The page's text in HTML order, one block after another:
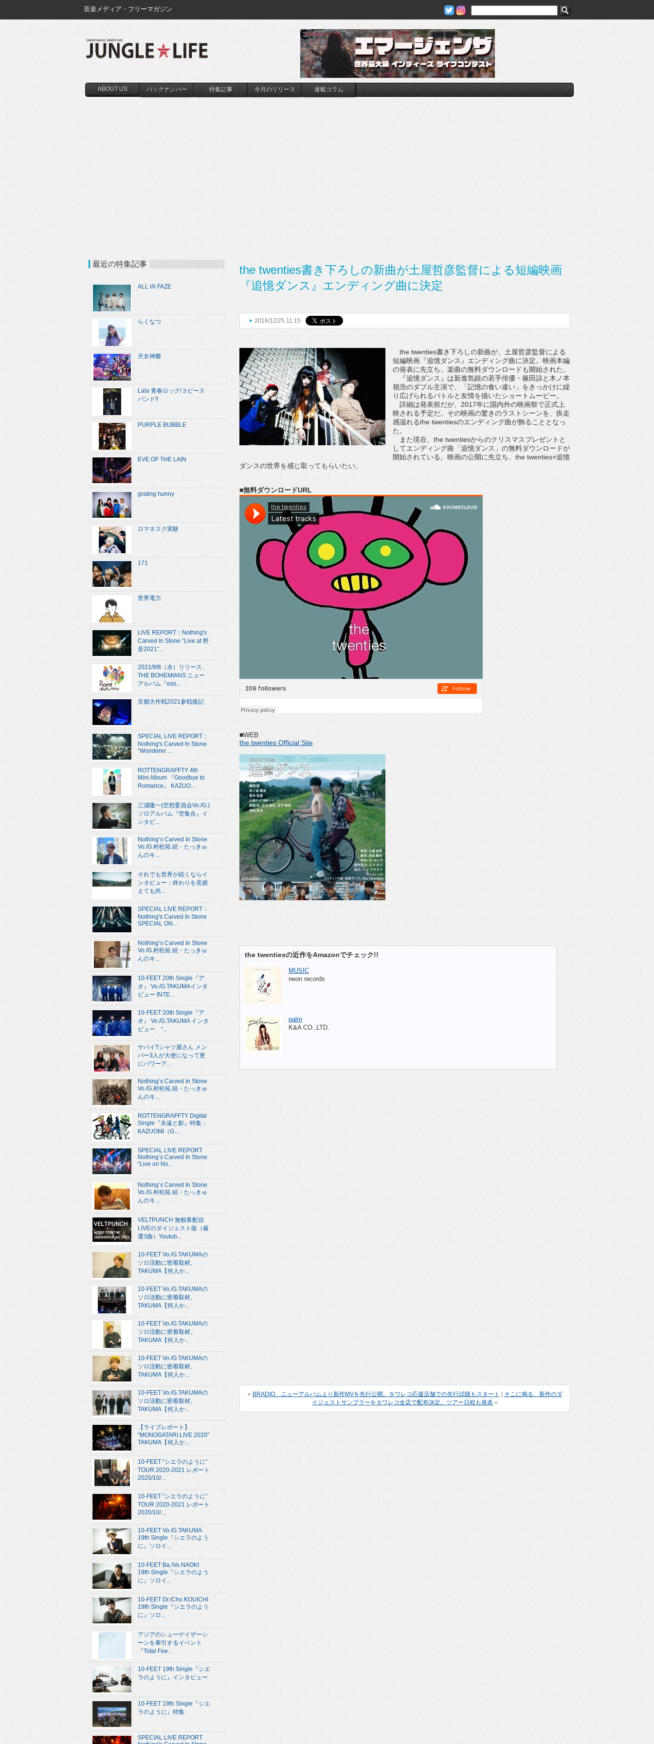
音楽メディア・フリーマガジン
ABOUT US バックナンバー 特集記事 今月のリリース 連載コラム
the twenties書き下ろしの新曲が土屋哲彦監督による短編映画
『追憶ダンス』エンディング曲に決定
2016/12/25 11:15
the twenties書き下ろしの新曲が、土屋哲彦監督による
短編映画『追憶ダンス』エンディング曲に決定。映画本編
の発表に先立ち、楽曲の無料ダウンロードも開始された。
『追憶ダンス』は新進気鋭の若手俳優・篠田諒と木ノ本
嶺浩のダブル主演で、「記憶の食い違い」をきっかけに繰
り広げられるバトルと友情を描いたショートムービー。
詳細は発表前だが、2017年に国内外の映画祭で正式上
映される予定だ。その映画の驚きのラストシーンを、疾走
感溢れるthe twentiesのエンディング曲が飾ることとなっ
た。
また現在、the twentiesからのクリスマスプレゼントと
してエンディング曲「追憶ダンス」の無料ダウンロードが
開始されている。映画の公開に先立ち、the twenties×追憶
ダンスの世界を感じ取ってもらいたい。
■無料ダウンロードURL
■WEB
the twenties Official Site
the twentiesの近作をAmazonでチェック!!
MUSIC
neon records
palm
K&A CO.,LTD.
« BRADIO、ニューアルバムより新作MVを先行公開。タワレコ応援店舗での先行試聴もスタート
そこに鳴る、新作のダ
イジェストサンプラーをタワレコ全店で配布決定。ツアー日程も発表 »
最近の特集記事
ALL iN FAZE
らくなつ
天女神樂
Lala 青春ロック!３ピース
バンド!!
PURPLE BUBBLE
EVE OF THE LAIN
grating hunny
ロマネスク実験
171
世界電力
LIVE REPORT：Nothing's
Carved In Stone “Live at 野
音2021”...
2021/9/8（水）リリース、
THE BOHEMIANS ニュー
アルバム『ess...
京都大作戦2021参戦後記
SPECIAL LIVE REPORT：
Nothing's Carved In Stone
“Wonderer ...
ROTTENGRAFFTY 4th
Mini Album 『Goodbye to
Romance』 KAZUO...
三浦隆一(空想委員会Vo./G.)
ソロアルバム『空集合』イ
ンタビ...
Nothing’s Carved In Stone
Vo./G.村松拓 続・たっきゅ
んのキ...
それでも世界が続くならイ
ンタビュー：終わりを見据
えても尚...
SPECIAL LIVE REPORT：
Nothing's Carved In Stone
SPECIAL ON...
Nothing’s Carved In Stone
Vo./G.村松拓 続・たっきゅ
んのキ...
10-FEET 20th Single『ア
オ』 Vo./G.TAKUMAインタ
ビュー INTE...
10-FEET 20th Single『ア
オ』 Vo./G.TAKUMA インタ
ビュー “...
ヤバイTシャツ屋さん メン
バー3人が大使になって更
にパワーア...
Nothing’s Carved In Stone
Vo./G.村松拓 続・たっきゅ
んのキ...
ROTTENGRAFFTY Digital
Single『永遠と影』特集：
KAZUOMI（G....
SPECIAL LIVE REPORT
Nothing’s Carved In Stone
“Live on No...
Nothing’s Carved In Stone
Vo./G.村松拓 続・たっきゅ
んのキ...
VELTPUNCH 無観客配信
LIVEのダイジェスト版（厳
選3曲）Youtub...
10-FEET Vo./G.TAKUMAの
ソロ活動に密着取材。
TAKUMA【何人か...
10-FEET Vo./G.TAKUMAの
ソロ活動に密着取材。
TAKUMA【何人か...
10-FEET Vo./G.TAKUMAの
ソロ活動に密着取材。
TAKUMA【何人か...
10-FEET Vo./G.TAKUMAの
ソロ活動に密着取材。
TAKUMA【何人か...
10-FEET Vo./G.TAKUMAの
ソロ活動に密着取材。
TAKUMA【何人か...
【ライブレポート】
“MONOGATARI LIVE 2020”
TAKUMA【何人か...
10-FEET “シエラのように”
TOUR 2020-2021 レポート
2020/10/...
10-FEET “シエラのように”
TOUR 2020-2021 レポート
2020/10/...
10-FEET Vo./G.TAKUMA
19th Single『シエラのよう
に』ソロイ...
10-FEET Ba./Vo.NAOKI
19th Single『シエラのよう
に』ソロイ...
10-FEET Dr./Cho.KOUICHI
19th Single『シエラのよう
に』ソロ...
アジアのシューゲイザーシ
ーンを牽引するイベント
『Total Fee...
10-FEET 19th Single『シエ
ラのように』インタビュー
10-FEET 19th Single『シエ
ラのように』特集
SPECIAL LIVE REPORT